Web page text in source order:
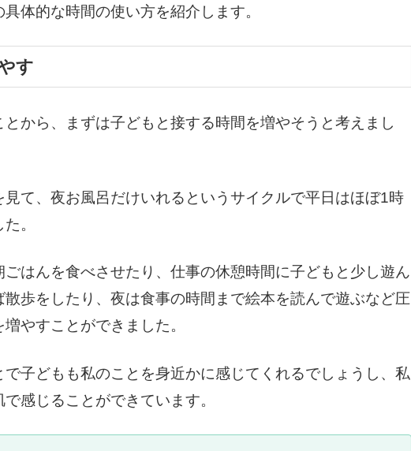
体的な時間の使い方を紹介します。
す
から、まずは子どもと接する時間を増やそうと考えまし
て、夜お風呂だけいれるというサイクルで平日はほぼ1時
。
はんを食べさせたり、仕事の休憩時間に子どもと少し遊ん
歩をしたり、夜は食事の時間まで絵本を読んで遊ぶなど圧
やすことができました。
子どもも私のことを身近かに感じてくれるでしょうし、私
感じることができています。